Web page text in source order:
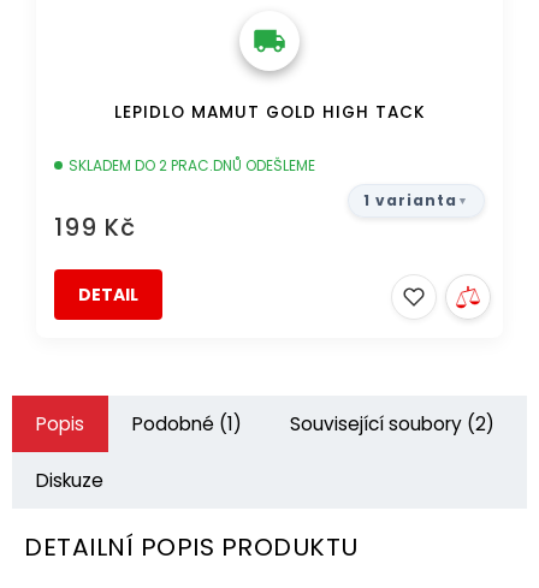
LEPIDLO MAMUT GOLD HIGH TACK
SKLADEM DO 2 PRAC.DNŮ ODEŠLEME
199 Kč
DETAIL
1 varianta
Popis Podobné (1) Související soubory (2)
Diskuze
DETAILNÍ POPIS PRODUKTU